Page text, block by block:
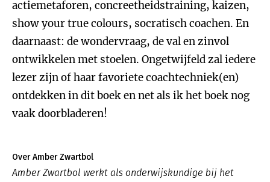
actiemetaforen, concreetheidstraining, kaizen,
show your true colours, socratisch coachen. En
daarnaast: de wondervraag, de val en zinvol
ontwikkelen met stoelen. Ongetwijfeld zal iedere
lezer zijn of haar favoriete coachtechniek(en)
ontdekken in dit boek en net als ik het boek nog
vaak doorbladeren!
Over Amber Zwartbol
Amber Zwartbol werkt als onderwijskundige bij het